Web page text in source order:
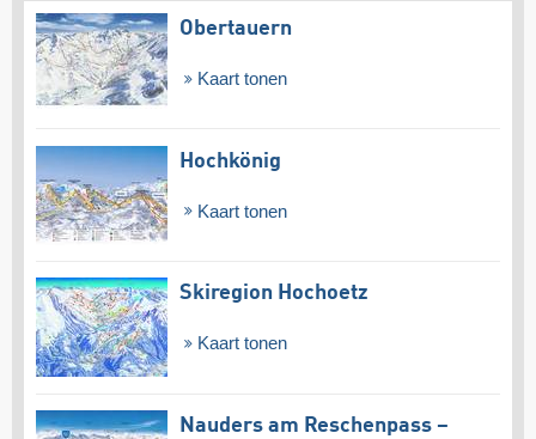
Obertauern
Kaart tonen
Hochkönig
Kaart tonen
Skiregion Hochoetz
Kaart tonen
Nauders am Reschenpass –